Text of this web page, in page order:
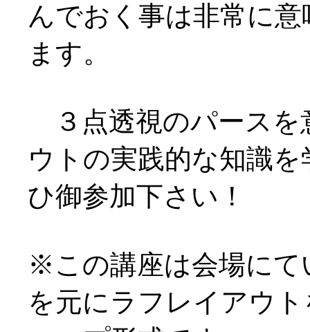
んでおく事は非常に
ます。
３点透視のパースを
ウトの実践的な知識
ひ御参加下さい！
※この講座は会場にて
を元にラフレイアウ